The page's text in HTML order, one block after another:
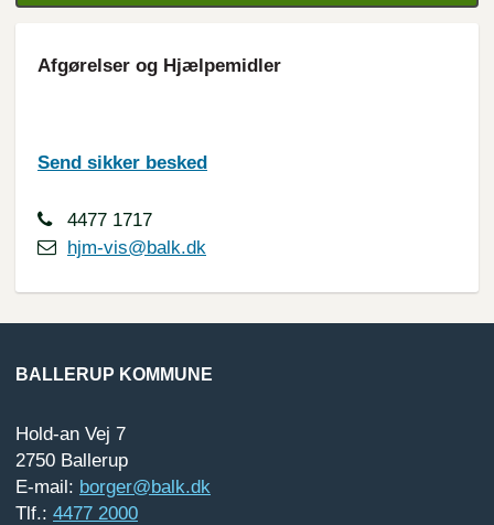
Afgørelser og Hjælpemidler
Send sikker besked
4477 1717
hjm-vis@balk.dk
BALLERUP KOMMUNE
Hold-an Vej 7
2750 Ballerup
E-mail: borger@balk.dk
Tlf.: 4477 2000